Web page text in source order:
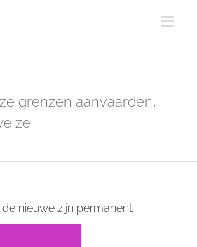
grenzen aanvaarden,
ze
nieuwe zijn permanent